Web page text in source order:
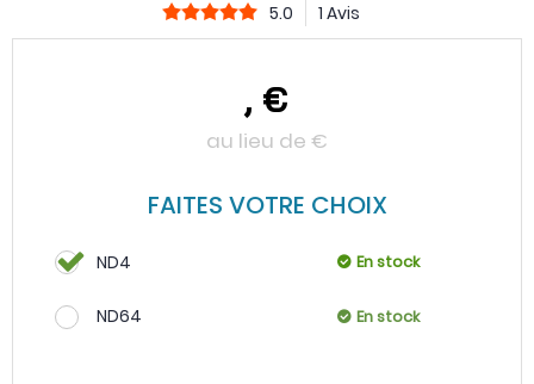
5.0 1 Avis
, €
au lieu de €
FAITES VOTRE CHOIX
ND4 En stock
ND64 En stock